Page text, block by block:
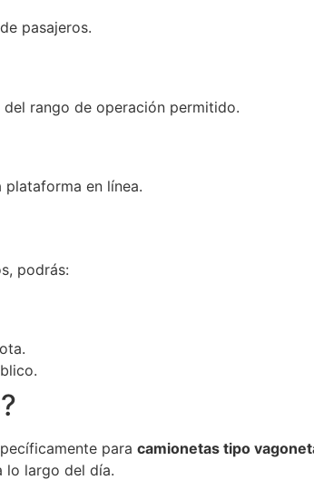
pasajeros.
rango de operación permitido.
en línea.
podrás:
para camionetas tipo
lo largo del día.